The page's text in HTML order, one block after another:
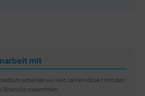
mit
arbeiten wir seit Jahren direkt mit den
Branche zusammen: